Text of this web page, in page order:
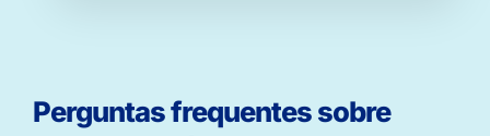
Perguntas frequentes sobre